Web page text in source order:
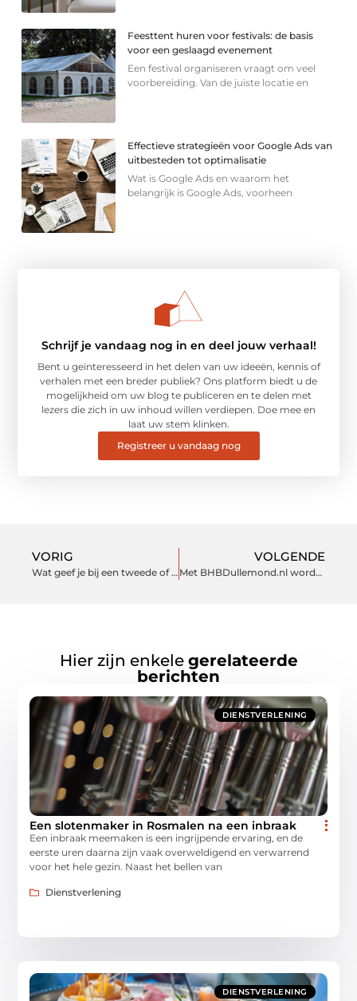
Feesttent huren voor festivals: de basis
voor een geslaagd evenement
Een festival organiseren vraagt om veel
voorbereiding. Van de juiste locatie en
Effectieve strategieën voor Google Ads van
uitbesteden tot optimalisatie
Wat is Google Ads en waarom het
belangrijk is Google Ads, voorheen
Schrijf je vandaag nog in en deel jouw verhaal!
Bent u geïnteresseerd in het delen van uw ideeën, kennis of
verhalen met een breder publiek? Ons platform biedt u de
mogelijkheid om uw blog te publiceren en te delen met
lezers die zich in uw inhoud willen verdiepen. Doe mee en
laat uw stem klinken.
Registreer u vandaag nog
VORIG
Wat geef je bij een tweede of derde kindje?
VOLGENDE
Met BHBDullemond.nl wordt een bedrijfsovername ineens wel een optie
Hier zijn enkele gerelateerde
berichten
DIENSTVERLENING
Een slotenmaker in Rosmalen na een inbraak
Een inbraak meemaken is een ingrijpende ervaring, en de
eerste uren daarna zijn vaak overweldigend en verwarrend
voor het hele gezin. Naast het bellen van
Dienstverlening
DIENSTVERLENING